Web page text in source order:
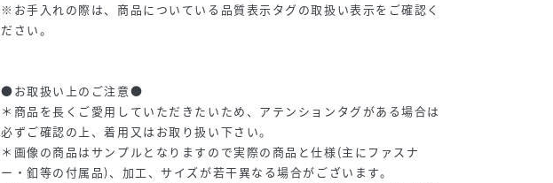
※お手入れの際は、商品についている品質表示タグの取扱い表示をご確認く
ださい。
●お取扱い上のご注意●
＊商品を長くご愛用していただきたいため、アテンションタグがある場合は
必ずご確認の上、着用又はお取り扱い下さい。
＊画像の商品はサンプルとなりますので実際の商品と仕様(主にファスナ
ー・釦等の付属品)、加工、サイズが若干異なる場合がございます。